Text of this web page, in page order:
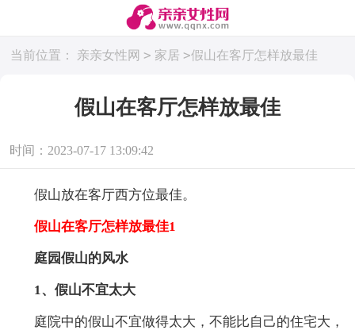
当前位置： 亲亲女性网 > 家居 >假山在客厅怎样放最佳
假山在客厅怎样放最佳
时间：2023-07-17 13:09:42
假山放在客厅西方位最佳。
假山在客厅怎样放最佳1
庭园假山的风水
1、假山不宜太大
庭院中的假山不宜做得太大，不能比自己的住宅大，